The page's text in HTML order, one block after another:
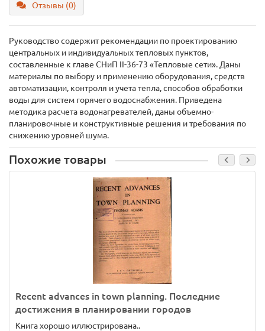
Отзывы (0)
Руководство содержит рекомендации по проектированию
центральных и индивидуальных тепловых пунктов,
составленные к главе СНиП II-36-73 «Тепловые сети». Даны
материалы по выбору и применению оборудования, средств
автоматизации, контроля и учета тепла, способов обработки
воды для систем горячего водоснабжения. Приведена
методика расчета водонагревателей, даны объемно-
планировочные и конструктивные решения и требования по
снижению уровней шума.
Похожие товары
Recent advances in town planning. Последние
достижения в планировании городов
Книга хорошо иллюстрирована..